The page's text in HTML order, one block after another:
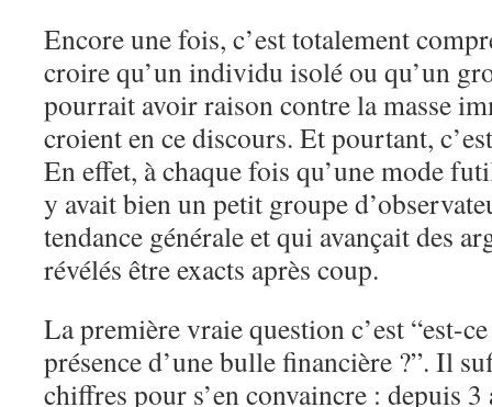
Encore une fois, c’est totalement
croire qu’un individu isolé ou qu’un
pourrait avoir raison contre la masse
croient en ce discours. Et pourtant,
En effet, à chaque fois qu’une mode
y avait bien un petit groupe
tendance générale et qui avançait des
révélés être exacts après coup.
La première vraie question c’est “est-
présence d’une bulle financière ?”. Il
chiffres pour s’en convaincre : depuis 3